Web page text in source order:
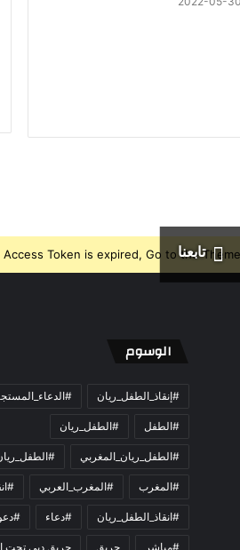
تابعنا
Access Token is expired, Go to the
الوسوم
#إنقاذ_الطفل_ريان
#الطفل #الطفل_ريان
#الطفل_ريان_المغربي
#المغرب #المغرب_العربي
#انقاذ_الطفل_ريان #دعاء
#مباشر حريق حريق دبي تحت